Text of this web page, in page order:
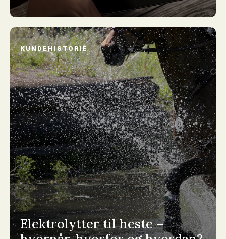
KUNDEHISTORIE
Elektrolytter til heste –